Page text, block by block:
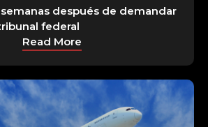
después de demandar
federal
Read More